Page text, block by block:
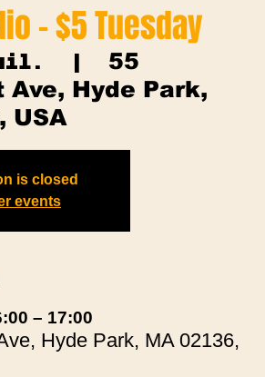
- $5 Tuesday
  |
55
Ave, Hyde Park,
USA
is closed
events
– 17:00
Hyde Park, MA 02136,